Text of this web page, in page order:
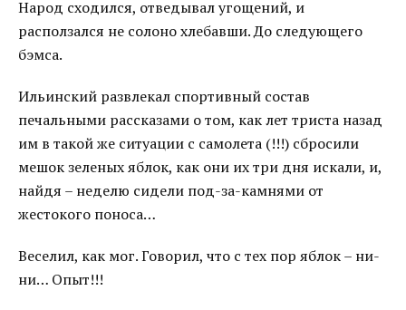
Народ сходился, отведывал угощений, и
расползался не солоно хлебавши. До следующего
бэмса.
Ильинский развлекал спортивный состав
печальными рассказами о том, как лет триста назад
им в такой же ситуации с самолета (!!!) сбросили
мешок зеленых яблок, как они их три дня искали, и,
найдя – неделю сидели под-за-камнями от
жестокого поноса…
Веселил, как мог. Говорил, что с тех пор яблок – ни-
ни… Опыт!!!